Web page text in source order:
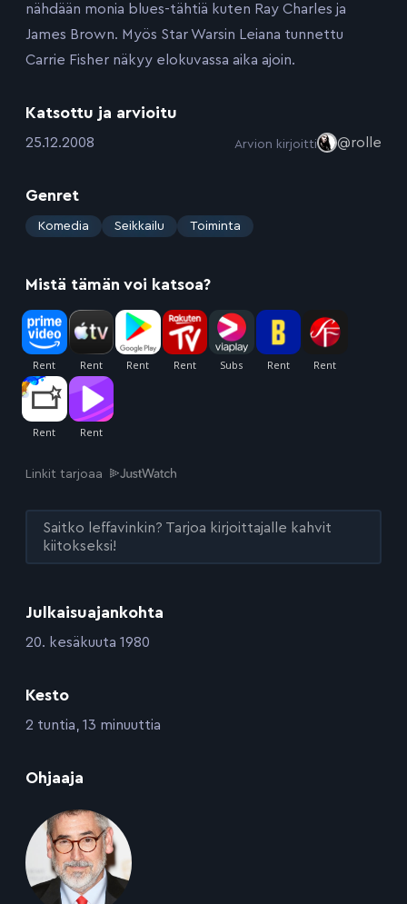
Julkaisuajankohta
:20. kesäkuuta 1980
Kesto
:2 tuntia, 13 minuuttia
Ohjaaja
nähdään monia blues-tähtiä kuten Ray Charles ja
James Brown. Myös Star Warsin Leiana tunnettu
Carrie Fisher näkyy elokuvassa aika ajoin.
Katsottu ja arvioitu
:25.12.2008 Arvion kirjoitti @rolle
Genret
: Komedia Seikkailu Toiminta
Mistä tämän voi katsoa?
Linkit tarjoaa
Saitko leffavinkin? Tarjoa kirjoittajalle kahvit
kiitokseksi!